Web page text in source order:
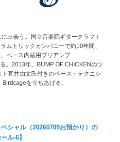
出会う。国立音楽院ギタークラフト
ムトリックカンパニーで約10年間、
ベース内蔵用プリアンプ
。2013年、BUMP OF CHICKENのツ
直井由文氏付きのベース・テクニシ
を立ちあげる。
シャル（20260709お預かり）の
ル-6】